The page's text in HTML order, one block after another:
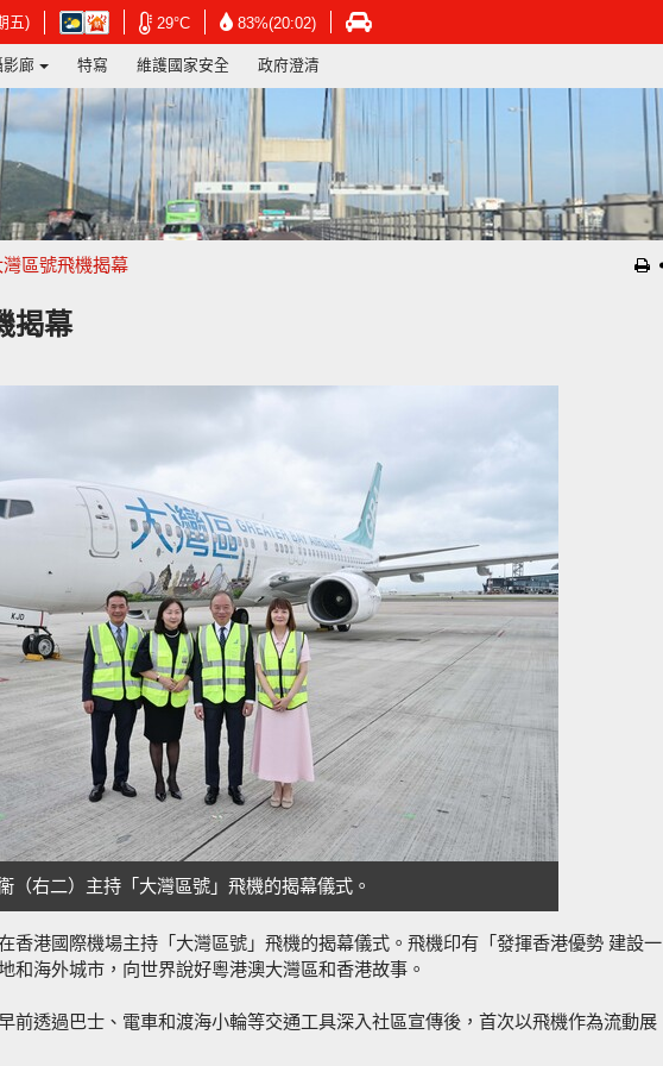
五)
在
新
窗
開
啟
連
結
-
香
港
天
台
網
29°C在
新
視
窗
開
啟
連
結
-
香
港
83%(20:02)在
新
視
窗
開
啟
結
-
香
港
在
新
窗
結
香
影廊 特寫 維護國家安全 政府澄清
區號飛機揭幕
揭幕
（右二）主持「大灣區號」飛機的揭幕儀式。
香港國際機場主持「大灣區號」飛機的揭幕儀式。飛機印有「發揮香港優勢 建設一
和海外城市，向世界說好粵港澳大灣區和香港故事。
前透過巴士、電車和渡海小輪等交通工具深入社區宣傳後，首次以飛機作為流動展